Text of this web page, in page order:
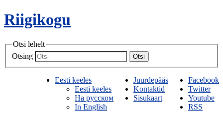
Riigikogu
Otsi lehelt
Otsing
Otsi
Facebook
Twitter
Youtube
RSS
Juurdepääs
Kontaktid
Sisukaart
Eesti keeles
Eesti keeles
На русском
In English